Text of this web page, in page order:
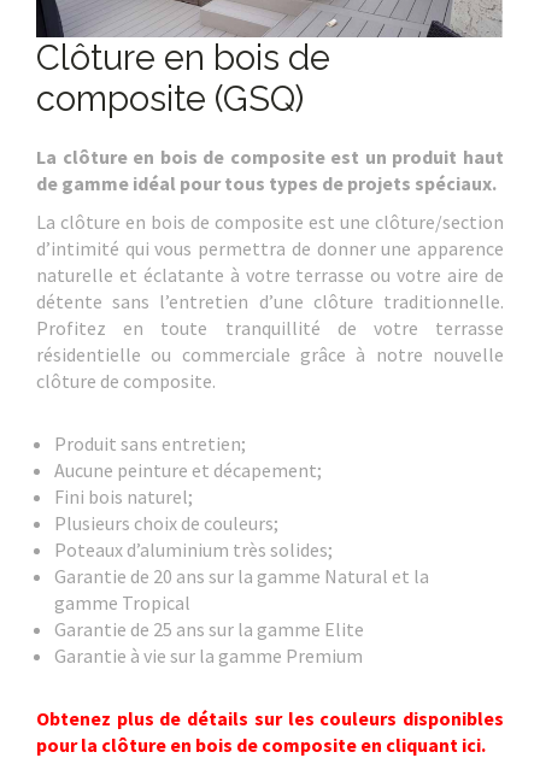
Clôture en bois de
composite (GSQ)
La clôture en bois de composite est un produit haut
de gamme idéal pour tous types de projets spéciaux.
La clôture en bois de composite est une clôture/section
d’intimité qui vous permettra de donner une apparence
naturelle et éclatante à votre terrasse ou votre aire de
détente sans l’entretien d’une clôture traditionnelle.
Profitez en toute tranquillité de votre terrasse
résidentielle ou commerciale grâce à notre nouvelle
clôture de composite.
Produit sans entretien;
Aucune peinture et décapement;
Fini bois naturel;
Plusieurs choix de couleurs;
Poteaux d’aluminium très solides;
Garantie de 20 ans sur la gamme Natural et la
gamme Tropical
Garantie de 25 ans sur la gamme Elite
Garantie à vie sur la gamme Premium
Obtenez plus de détails sur les couleurs disponibles
pour la clôture en bois de composite en cliquant ici.